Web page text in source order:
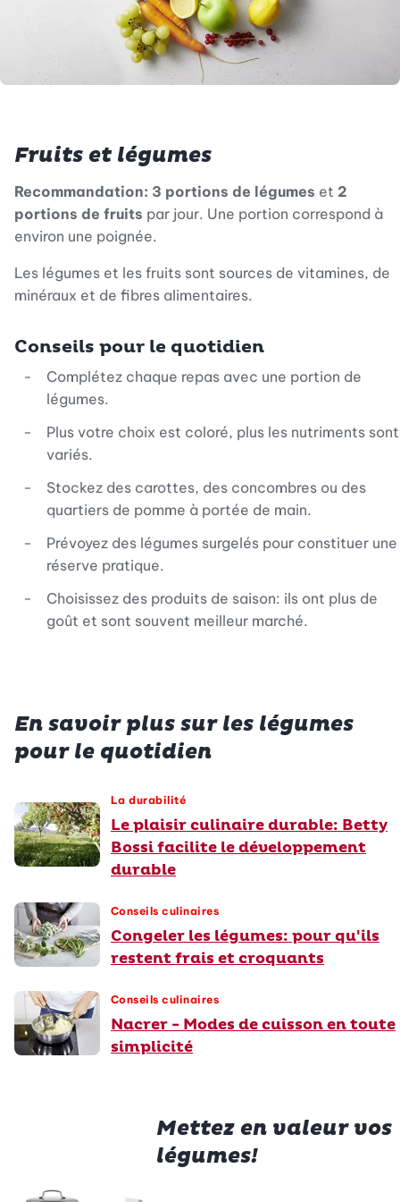
Fruits et légumes
Recommandation: 3 portions de légumes et 2
portions de fruits par jour. Une portion correspond à
environ une poignée.
Les légumes et les fruits sont sources de vitamines, de
minéraux et de fibres alimentaires.
Conseils pour le quotidien
Complétez chaque repas avec une portion de
légumes.
Plus votre choix est coloré, plus les nutriments sont
variés.
Stockez des carottes, des concombres ou des
quartiers de pomme à portée de main.
Prévoyez des légumes surgelés pour constituer une
réserve pratique.
Choisissez des produits de saison: ils ont plus de
goût et sont souvent meilleur marché.
En savoir plus sur les légumes
pour le quotidien
La durabilité
Le plaisir culinaire durable: Betty
Bossi facilite le développement
durable
Conseils culinaires
Congeler les légumes: pour qu'ils
restent frais et croquants
Conseils culinaires
Nacrer - Modes de cuisson en toute
simplicité
Mettez en valeur vos
légumes!